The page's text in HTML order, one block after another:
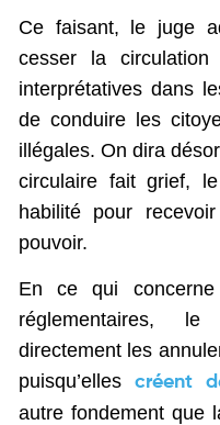
Ce faisant, le juge
cesser la circulation
interprétatives dans
de conduire les
illégales. On dira
circulaire fait grief,
habilité pour
pouvoir.
En ce qui concerne
réglementaires,
directement les
puisqu’ellescréent
autre fondement que